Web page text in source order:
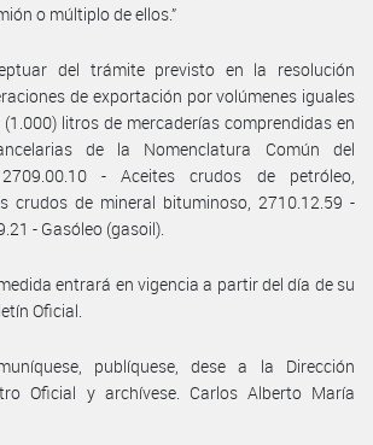
o múltiplo de ellos.”
del trámite previsto en la resolución
de exportación por volúmenes iguales
litros de mercaderías comprendidas en
de la Nomenclatura Común del
- Aceites crudos de petróleo,
crudos de mineral bituminoso, 2710.12.59 -
- Gasóleo (gasoil).
entrará en vigencia a partir del día de su
Oficial.
publíquese, dese a la Dirección
Oficial y archívese. Carlos Alberto María